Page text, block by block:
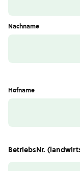
Nachname
Hofname
BetriebsNr.